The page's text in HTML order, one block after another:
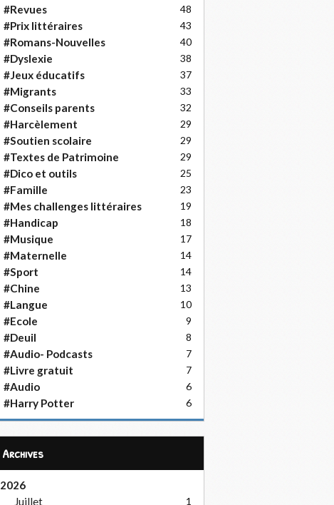
#Revues 48
#Prix littéraires 43
#Romans-Nouvelles 40
#Dyslexie 38
#Jeux éducatifs 37
#Migrants 33
#Conseils parents 32
#Harcèlement 29
#Soutien scolaire 29
#Textes de Patrimoine 29
#Dico et outils 25
#Famille 23
#Mes challenges littéraires 19
#Handicap 18
#Musique 17
#Maternelle 14
#Sport 14
#Chine 13
#Langue 10
#Ecole 9
#Deuil 8
#Audio- Podcasts 7
#Livre gratuit 7
#Audio 6
#Harry Potter 6
Archives
2026
Juillet
1